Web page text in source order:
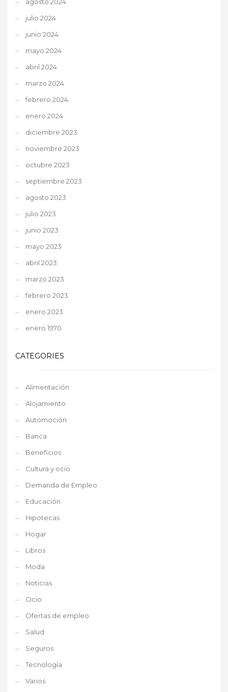
julio 2024
junio 2024
mayo 2024
abril 2024
marzo 2024
febrero 2024
enero 2024
diciembre 2023
noviembre 2023
octubre 2023
septiembre 2023
agosto 2023
julio 2023
junio 2023
mayo 2023
abril 2023
marzo 2023
febrero 2023
enero 2023
enero 1970
CATEGORIES
Alimentación
Alojamiento
Automoción
Banca
Beneficios
Cultura y ocio
Demanda de Empleo
Educación
Hipotecas
Hogar
Libros
Moda
Noticias
Ocio
Ofertas de empleo
Salud
Seguros
Tecnología
Varios